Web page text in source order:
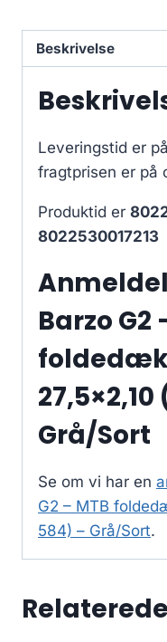
Beskrivelse
Leveringstid er
fragtprisen er på
Produktid er
8022530017213
Barzo G2
foldedæk
Grå/Sort
Se om vi har en
G2 – MTB
584) – Grå/Sort.